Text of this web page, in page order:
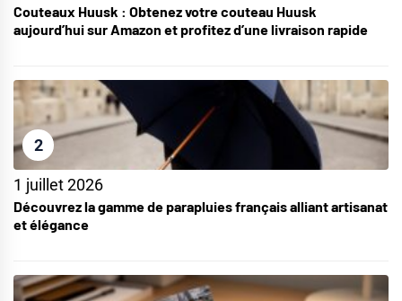
Couteaux Huusk : Obtenez votre couteau Huusk
aujourd’hui sur Amazon et profitez d’une livraison rapide
2
1 juillet 2026
Découvrez la gamme de parapluies français alliant artisanat
et élégance